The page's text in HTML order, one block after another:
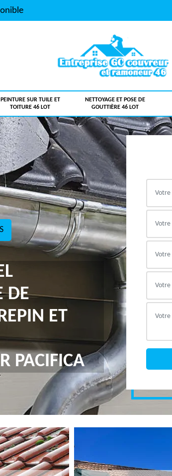
PEINTURE SUR TUILE ET
TOITURE 46 LOT
NETTOYAGE ET POSE DE
GOUTTIÈRE 46 LOT
DE
ET
PACIFICA